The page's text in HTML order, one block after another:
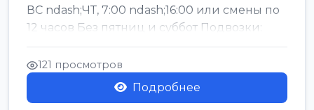
ВС ndash;ЧТ, 7:00 ndash;16:00 или смены по
12 часов Без пятниц и суббот Подвозки:
Офаким, Нети...
121 просмотров
Подробнее